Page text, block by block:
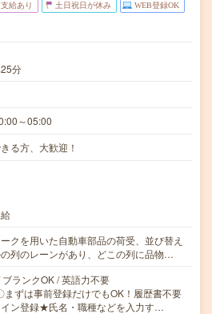
給あり 土日祝日が休み WEB登録OK
分
～05:00
る方、大歓迎！
クを用いた自動車部品の荷受、並び替え
列のレーンがあり、どこの列に品物…
ランクOK / 英語力不要
ずは事前登録だけでもOK！履歴書不要
ン登録★氏名・職種などを入力す…